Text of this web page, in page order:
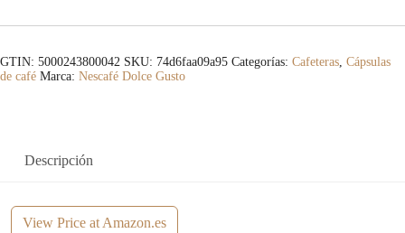
GTIN: 5000243800042 SKU: 74d6faa09a95 Categorías: Cafeteras, Cápsulas
de café Marca: Nescafé Dolce Gusto
Descripción
View Price at Amazon.es